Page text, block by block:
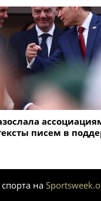
писем в
на